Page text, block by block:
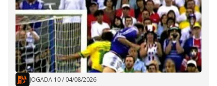
JOGADA 10/ 04/08/2026